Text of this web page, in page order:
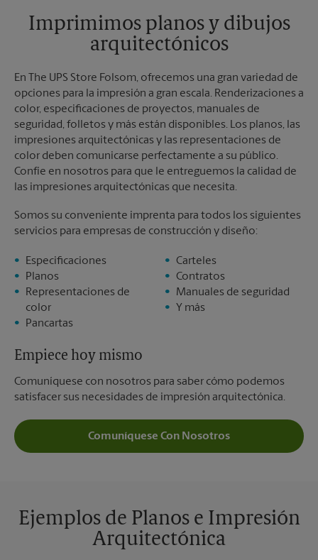
Imprimimos planos y dibujos
arquitectónicos
En The UPS Store Folsom, ofrecemos una gran variedad de
opciones para la impresión a gran escala. Renderizaciones a
color, especificaciones de proyectos, manuales de
seguridad, folletos y más están disponibles. Los planos, las
impresiones arquitectónicas y las representaciones de
color deben comunicarse perfectamente a su público.
Confíe en nosotros para que le entreguemos la calidad de
las impresiones arquitectónicas que necesita.
Somos su conveniente imprenta para todos los siguientes
servicios para empresas de construcción y diseño:
Especificaciones
Planos
Representaciones de
color
Pancartas
Carteles
Contratos
Manuales de seguridad
Y más
Empiece hoy mismo
Comuníquese con nosotros para saber cómo podemos
satisfacer sus necesidades de impresión arquitectónica.
Comuníquese Con Nosotros
Ejemplos de Planos e Impresión
Arquitectónica